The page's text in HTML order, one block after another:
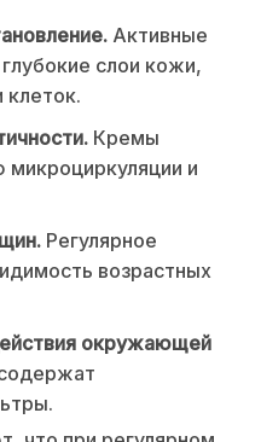
Активные
слои кожи,
клеток.
Кремы
и
Регулярное
возрастных
окружающей